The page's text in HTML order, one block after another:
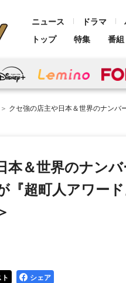
ニュース ドラマ
トップ
特集 番組
クセ強の店主や日本＆世界のナンバーワン超町人たちを振り返る、チョコ
本＆世界のナン
『超町人アワー
シェア